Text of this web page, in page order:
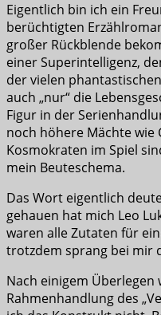
Eigentlich bin ich ein
berüchtigten
großer Rückblende
einer Superintelligenz,
der vielen
auch „nur“ die
Figur in der
noch höhere Mächte wie
Kosmokraten im Spiel
mein Beuteschema.
Das Wort eigentlich
gehauen hat mich Leo
waren alle Zutaten für
trotzdem sprang bei mir
Nach einigem
Rahmenhandlung des